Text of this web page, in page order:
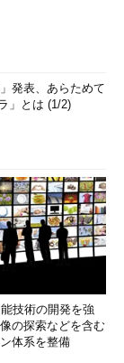
発表、あらためて
」とは (1/2)
技術の開発を強
の探索などを含む
体系を整備